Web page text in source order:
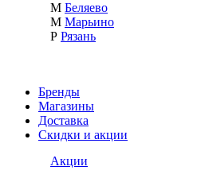
М Беляево
М Марьино
Р Рязань
Бренды
Магазины
Доставка
Скидки и акции
Акции